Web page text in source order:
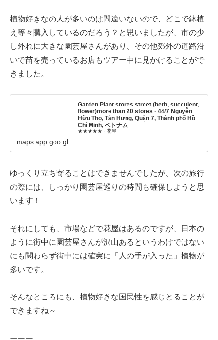
植物好きなの人が多いのは間違いないので、どこで鉢植
え等々購入しているのだろう？と思いましたが、市の少
し外れに大きな園芸屋さんがあり、その他郊外の道路沿
いで苗を売っているお店もツアー中に見かけることがで
きました。
Garden Plant stores street (herb, succulent,
flower)more than 20 stores · 44/7 Nguyễn
Hữu Thọ, Tân Hưng, Quận 7, Thành phố Hồ
Chí Minh, ベトナム
★★★★★ · 花屋
maps.app.goo.gl
ゆっくり立ち寄ることはできませんでしたが、次の旅行
の際には、しっかり園芸屋巡りの時間も確保しようと思
います！
それにしても、市場などで花屋はあるのですが、日本の
ように街中に園芸屋さんが沢山あるというわけではない
にも関わらず街中には確実に「人の手が入った」植物が
多いです。
そんなところにも、植物好きな国民性を感じとることが
できますね～